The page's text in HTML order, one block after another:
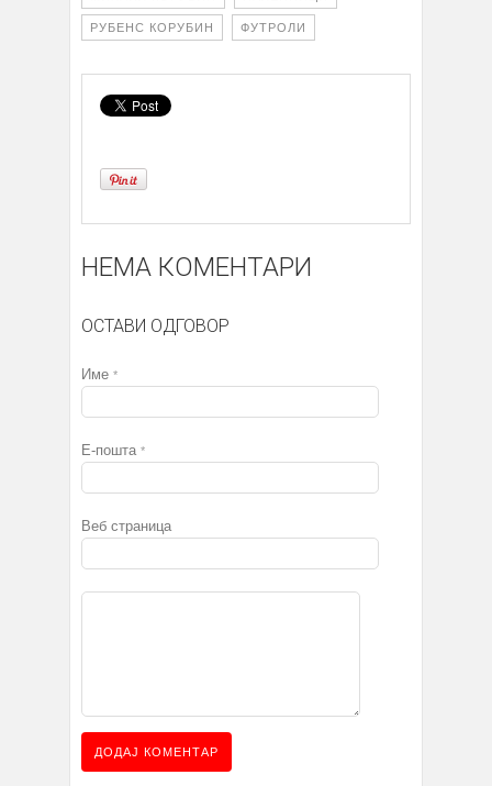
РУБЕНС КОРУБИН ФУТРОЛИ
НЕМА КОМЕНТАРИ
ОСТАВИ ОДГОВОР
Име *
Е-пошта *
Веб страница